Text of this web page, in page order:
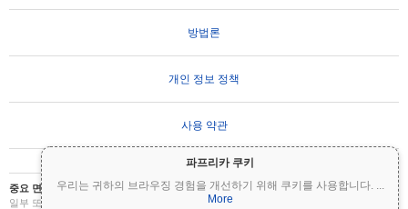
파프리카 쿠키
우리는 귀하의 브라우징 경험을 개선하기 위해 쿠키를 사용합니다. ...
More
방법론
개인 정보 정책
사용 약관
중요 면책 조항: 암호화폐는 변동성이 매우 높으며 상당한 위험을 수반합니다. 투자금의
일부 또는 전부를 잃을 수 있습니다. Coinpaprika의 모든 정보는 정보 제공 목적으로만 제